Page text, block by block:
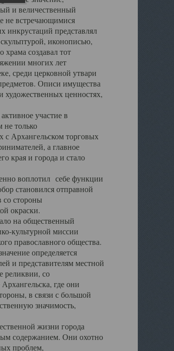
и величественный
не встречающимися
представлял
иконописью,
создавал тот
многих лет
среди церковной утвари
Описи имущества
ценностях,
участие в
не только
с Архангельском торговых
а главное
края и города и стало
воплотил себе функции
становился отправной
со стороны
окраски.
на общественный
культурной миссии
православного общества.
определяется
и представителям местной
реликвии, со
где они
в связи с большой
значимость,
жизни города
содержанием. Они охотно
проблем,